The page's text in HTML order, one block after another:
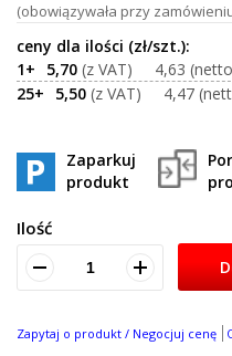
(obowiązywała przy
1+ 5,70
4,63
25+
5,50 4,47
Zaparkuj
produkt
Ilość
Zapytaj o produkt / Negocjuj cenę